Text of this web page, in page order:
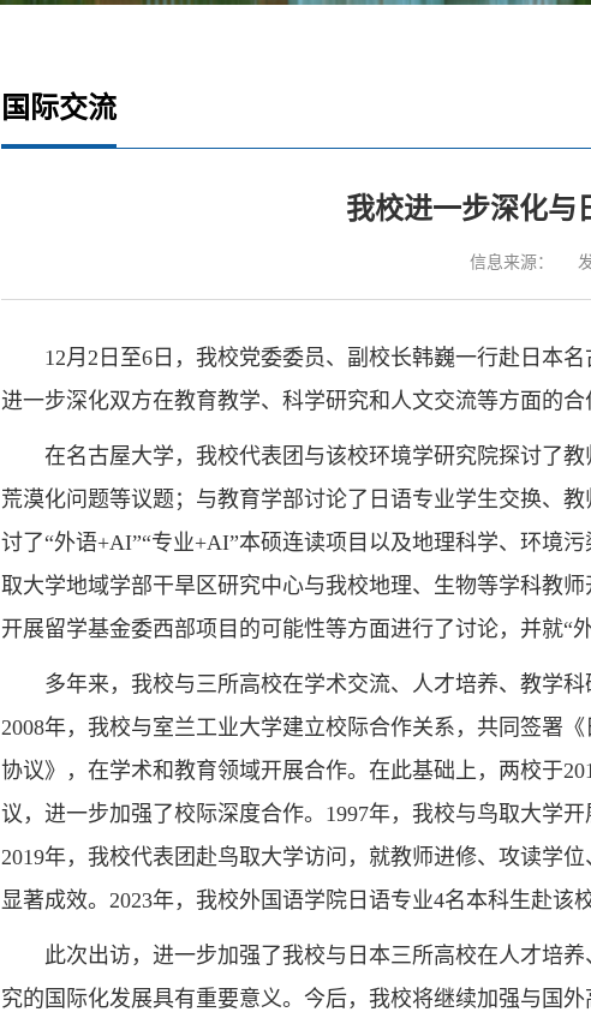
国际交流
我校进一步深化与
信息来源：
12月2日至6日，我校党委委员、副校长韩巍一行赴日本
进一步深化双方在教育教学、科学研究和人文交流等方面的合
在名古屋大学，我校代表团与该校环境学研究院探讨了
荒漠化问题等议题；与教育学部讨论了日语专业学生交换、
讨了“外语+AI”“专业+AI”本硕连读项目以及地理科学、环境
取大学地域学部干旱区研究中心与我校地理、生物等学科教
开展留学基金委西部项目的可能性等方面进行了讨论，并就“
多年来，我校与三所高校在学术交流、人才培养、教学
2008年，我校与室兰工业大学建立校际合作关系，共同签署
协议》，在学术和教育领域开展合作。在此基础上，两校于
议，进一步加强了校际深度合作。1997年，我校与鸟取大学
2019年，我校代表团赴鸟取大学访问，就教师进修、攻读学
显著成效。2023年，我校外国语学院日语专业4名本科生赴该
此次出访，进一步加强了我校与日本三所高校在人才培
究的国际化发展具有重要意义。今后，我校将继续加强与国